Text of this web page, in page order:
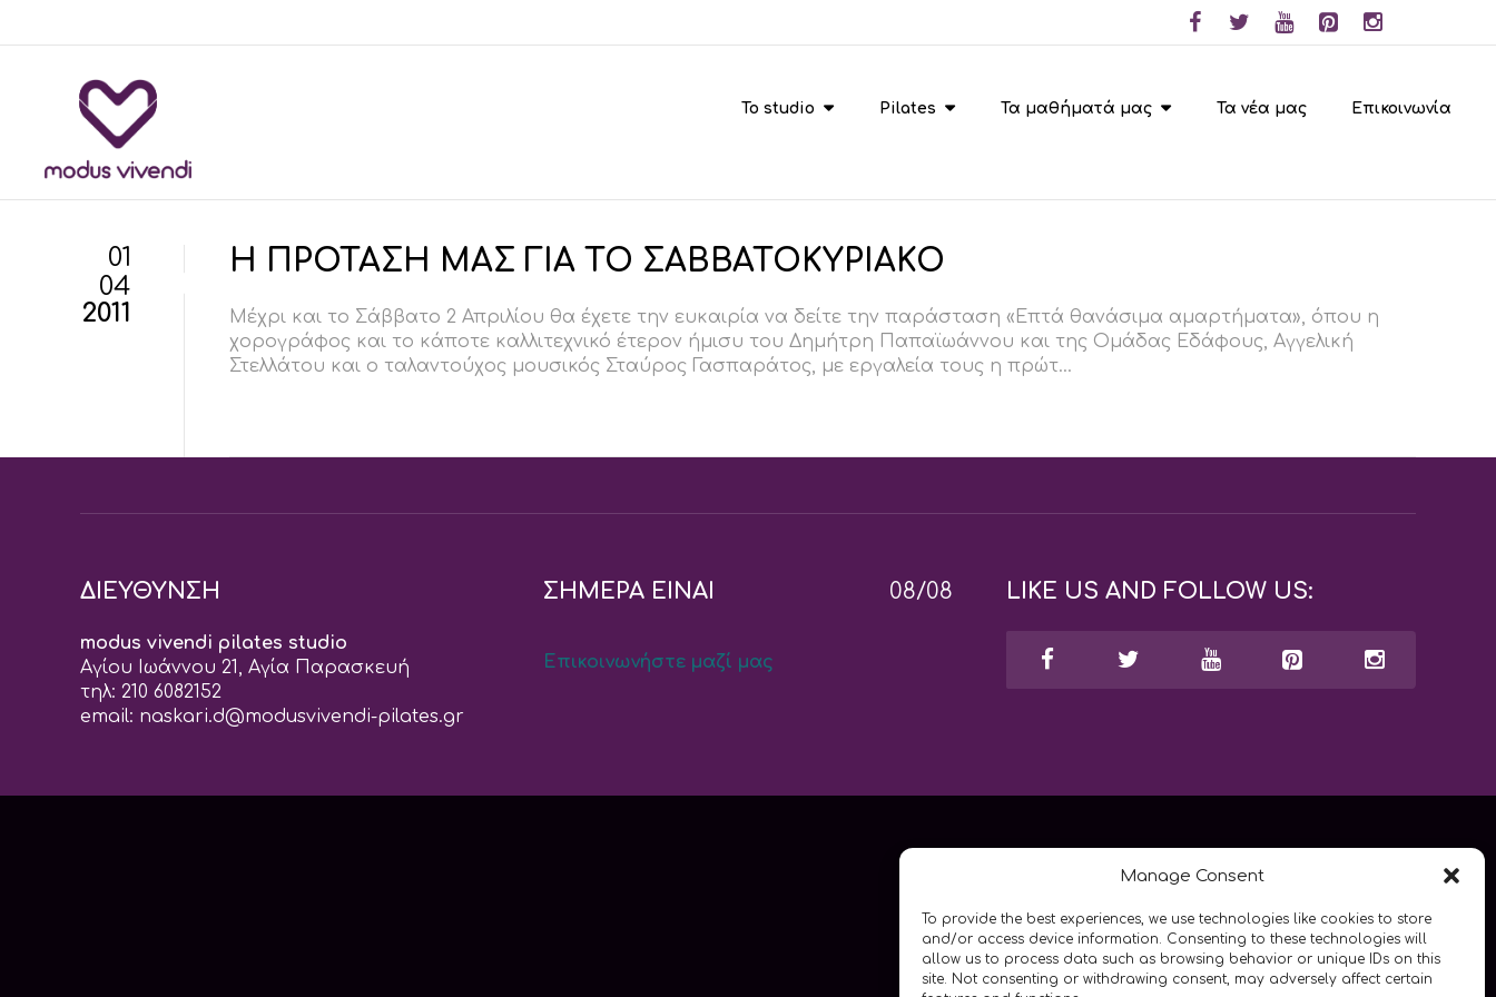
Manage Consent
To provide the best experiences, we use technologies like cookies to store
and/or access device information. Consenting to these technologies will
allow us to process data such as browsing behavior or unique IDs on this
site. Not consenting or withdrawing consent, may adversely affect certain
To studio Pilates Τα μαθήματά μας Τα νέα μας Επικοινωνία
01
04
2011
Η ΠΡΟΤΑΣΗ ΜΑΣ ΓΙΑ ΤΟ ΣΑΒΒΑΤΟΚΥΡΙΑΚΟ
Μέχρι και το Σάββατο 2 Απριλίου θα έχετε την ευκαιρία να δείτε την παράσταση «Επτά θανάσιμα αμαρτήματα», όπου η
χορογράφος και το κάποτε καλλιτεχνικό έτερον ήμισυ του Δημήτρη Παπαϊωάννου και της Ομάδας Εδάφους, Αγγελική
Στελλάτου και ο ταλαντούχος μουσικός Σταύρος Γασπαράτος, με εργαλεία τους η πρώτ...
ΔΙΕΥΘΥΝΣΗ
modus vivendi pilates studio
Αγίου Ιωάννου 21, Αγία Παρασκευή
τηλ: 210 6082152
email: naskari.d@modusvivendi-pilates.gr
ΣΗΜΕΡΑ ΕΙΝΑΙ 08/08
Επικοινωνήστε μαζί μας
LIKE US AND FOLLOW US: